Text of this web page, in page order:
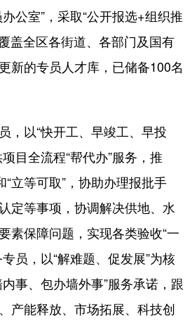
公室”，采取“公开报选+组织推
盖全区各街道、各部门及国有
新的专员人才库，已储备100名
以“快开工、早竣工、早投
目全流程“帮代办”服务，推
“立等可取”，协助办理报批手
定等事项，协调解决供地、水
素保障问题，实现各类验收“一
员，以“解难题、促发展”为核
事、包办墙外事”服务承诺，跟
产能释放、市场拓展、科技创